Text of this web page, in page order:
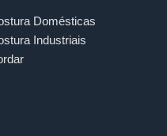
Domésticas
Industriais